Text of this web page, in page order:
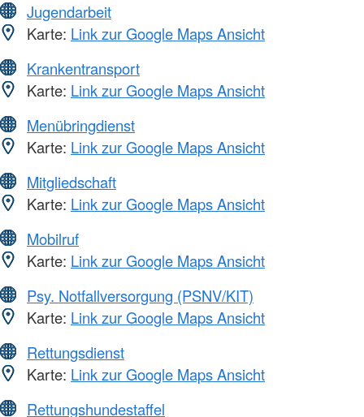
Jugendarbeit
Karte: Link zur Google Maps Ansicht
Krankentransport
Karte: Link zur Google Maps Ansicht
Menübringdienst
Karte: Link zur Google Maps Ansicht
Mitgliedschaft
Karte: Link zur Google Maps Ansicht
Mobilruf
Karte: Link zur Google Maps Ansicht
Psy. Notfallversorgung (PSNV/KIT)
Karte: Link zur Google Maps Ansicht
Rettungsdienst
Karte: Link zur Google Maps Ansicht
Rettungshundestaffel